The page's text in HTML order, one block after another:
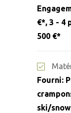
€*, 3 - 4
500 €*
Fourni:
ski/